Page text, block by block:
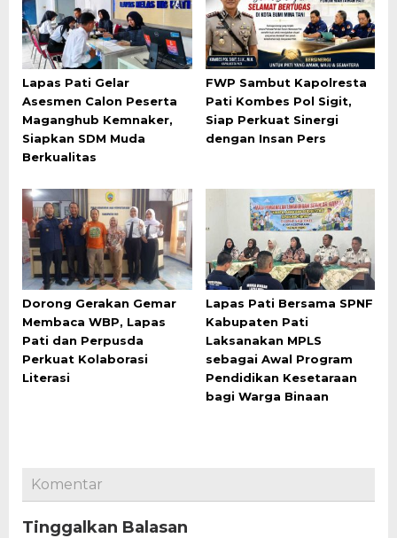
Lapas Pati Gelar
Asesmen Calon Peserta
Maganghub Kemnaker,
Siapkan SDM Muda
Berkualitas
FWP Sambut Kapolresta
Pati Kombes Pol Sigit,
Siap Perkuat Sinergi
dengan Insan Pers
Dorong Gerakan Gemar
Membaca WBP, Lapas
Pati dan Perpusda
Perkuat Kolaborasi
Literasi
Lapas Pati Bersama SPNF
Kabupaten Pati
Laksanakan MPLS
sebagai Awal Program
Pendidikan Kesetaraan
bagi Warga Binaan
Komentar
Tinggalkan Balasan